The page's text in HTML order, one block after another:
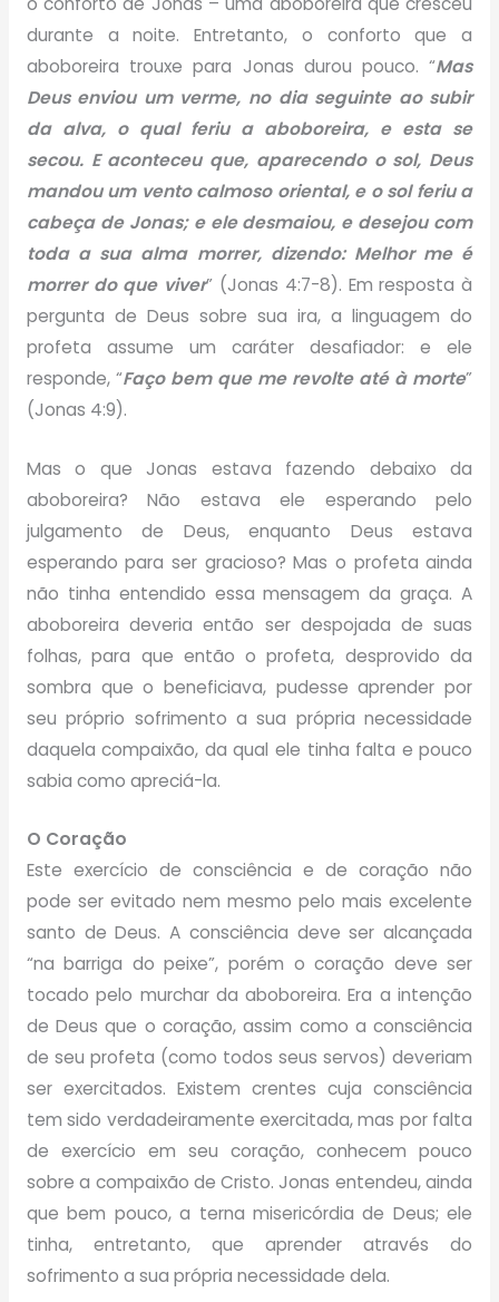
durante a noite. Entretanto, o conforto que a
aboboreira trouxe para Jonas durou pouco. “Mas
Deus enviou um verme, no dia seguinte ao subir
da alva, o qual feriu a aboboreira, e esta se
secou. E aconteceu que, aparecendo o sol, Deus
mandou um vento calmoso oriental, e o sol feriu a
cabeça de Jonas; e ele desmaiou, e desejou com
toda a sua alma morrer, dizendo: Melhor me é
morrer do que viver” (Jonas 4:7-8). Em resposta à
pergunta de Deus sobre sua ira, a linguagem do
profeta assume um caráter desafiador: e ele
responde, “Faço bem que me revolte até à morte”
(Jonas 4:9).
Mas o que Jonas estava fazendo debaixo da
aboboreira? Não estava ele esperando pelo
julgamento de Deus, enquanto Deus estava
esperando para ser gracioso? Mas o profeta ainda
não tinha entendido essa mensagem da graça. A
aboboreira deveria então ser despojada de suas
folhas, para que então o profeta, desprovido da
sombra que o beneficiava, pudesse aprender por
seu próprio sofrimento a sua própria necessidade
daquela compaixão, da qual ele tinha falta e pouco
sabia como apreciá-la.
O Coração
Este exercício de consciência e de coração não
pode ser evitado nem mesmo pelo mais excelente
santo de Deus. A consciência deve ser alcançada
“na barriga do peixe”, porém o coração deve ser
tocado pelo murchar da aboboreira. Era a intenção
de Deus que o coração, assim como a consciência
de seu profeta (como todos seus servos) deveriam
ser exercitados. Existem crentes cuja consciência
tem sido verdadeiramente exercitada, mas por falta
de exercício em seu coração, conhecem pouco
sobre a compaixão de Cristo. Jonas entendeu, ainda
que bem pouco, a terna misericórdia de Deus; ele
tinha, entretanto, que aprender através do
sofrimento a sua própria necessidade dela.